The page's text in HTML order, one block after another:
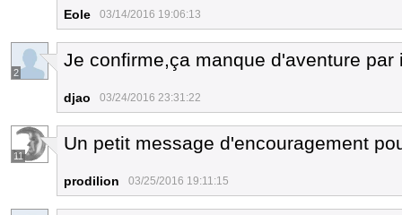
Eole 03/14/2016 19:06:13
2
Je confirme,ça manque d'aventure par
djao 03/24/2016 23:31:22
11
Un petit message d'encouragement
prodilion 03/25/2016 19:11:15